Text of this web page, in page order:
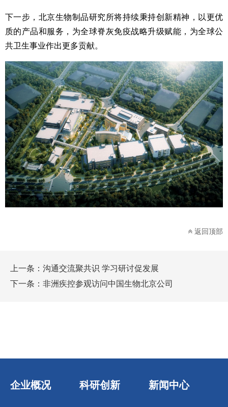
下一步，北京生物制品研究所将持续秉持创新精神，以更优
质的产品和服务，为全球脊灰免疫战略升级赋能，为全球公
共卫生事业作出更多贡献。
返回顶部
上一条： 沟通交流聚共识 学习研讨促发展
下一条： 非洲疾控参观访问中国生物北京公司
企业概况 科研创新 新闻中心